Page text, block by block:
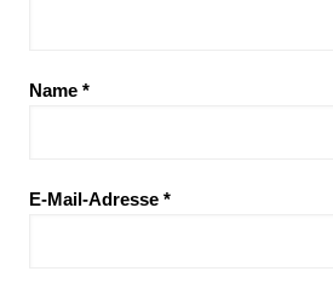
Name *
E-Mail-Adresse *